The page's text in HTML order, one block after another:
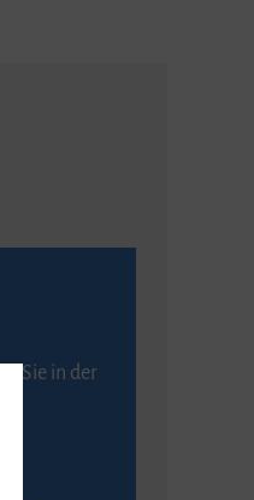
Sie in der